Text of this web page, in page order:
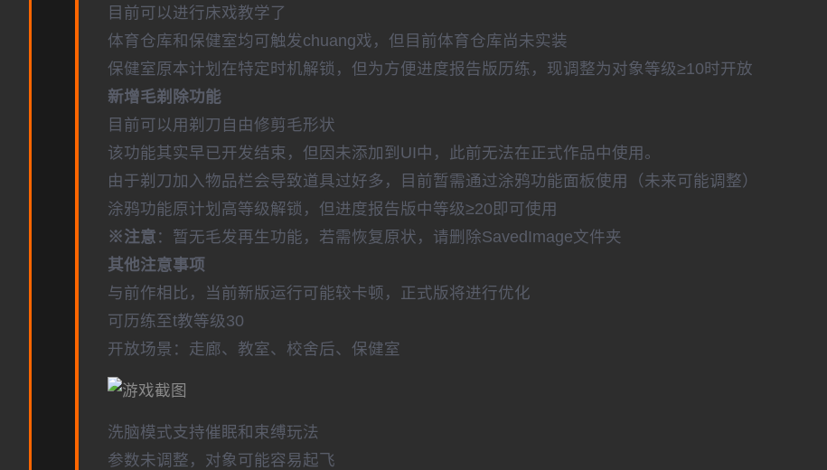
目前可以进行床戏教学了
体育仓库和保健室均可触发chuang戏，但目前体育仓库尚未实装
保健室原本计划在特定时机解锁，但为方便进度报告版历练，现调整为对象等级≥10时开放
新增毛剃除功能
目前可以用剃刀自由修剪毛形状
该功能其实早已开发结束，但因未添加到UI中，此前无法在正式作品中使用。
由于剃刀加入物品栏会导致道具过好多，目前暂需通过涂鸦功能面板使用（未来可能调整）
涂鸦功能原计划高等级解锁，但进度报告版中等级≥20即可使用
※注意 ：暂无毛发再生功能，若需恢复原状，请删除SavedImage文件夹
其他注意事项
与前作相比，当前新版运行可能较卡顿，正式版将进行优化
可历练至t教等级30
开放场景：走廊、教室、校舍后、保健室
洗脑模式支持催眠和束缚玩法
参数未调整，对象可能容易起飞